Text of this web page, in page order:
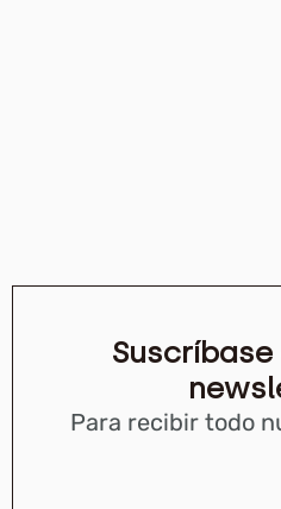
Para recibir todo